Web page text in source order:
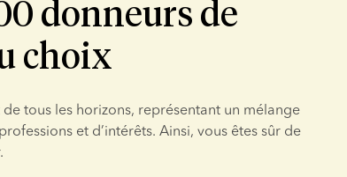
donneurs de
choix
tous les horizons, représentant un mélange
et d’intérêts. Ainsi, vous êtes sûr de